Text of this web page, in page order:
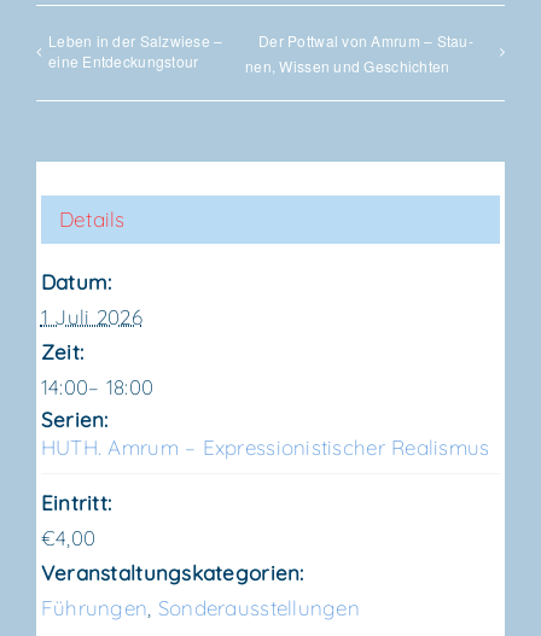
Leben in der Salz­wie­se –
eine Entdeckungstour
Der Pott­wal von Amrum – Stau­
nen, Wis­sen und Geschichten
Details
Datum:
1 Juli 2026
Zeit:
14:00– 18:00
Serien:
HUTH. Amrum – Expres­sio­nis­ti­scher Realismus
Eintritt:
€4,00
Veranstaltungskategorien:
Führungen Sonderausstellungen